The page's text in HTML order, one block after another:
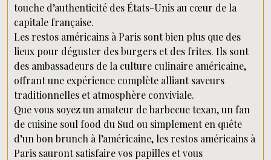
touche d’authenticité des États-Unis au cœur de la
capitale française.
Les restos américains à Paris sont bien plus que des
lieux pour déguster des burgers et des frites. Ils sont
des ambassadeurs de la culture culinaire américaine,
offrant une expérience complète alliant saveurs
traditionnelles et atmosphère conviviale.
Que vous soyez un amateur de barbecue texan, un fan
de cuisine soul food du Sud ou simplement en quête
d’un bon brunch à l’américaine, les restos américains à
Paris sauront satisfaire vos papilles et vous